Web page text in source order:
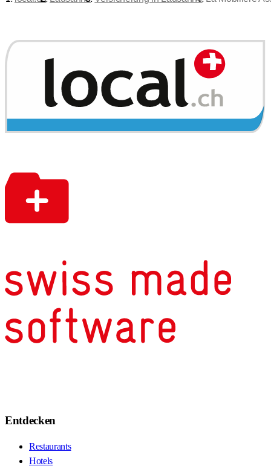
Entdecken
Restaurants
Hotels